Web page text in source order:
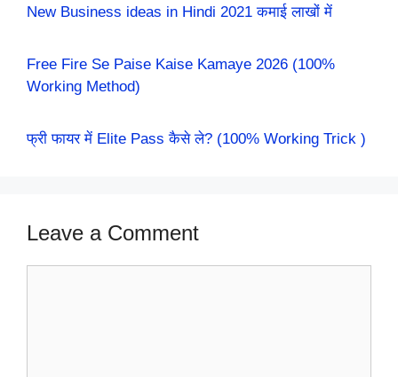
New Business ideas in Hindi 2021 कमाई लाखों में
Free Fire Se Paise Kaise Kamaye 2026 (100%
Working Method)
फ्री फायर में Elite Pass कैसे ले? (100% Working Trick )
Leave a Comment